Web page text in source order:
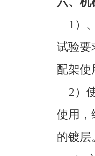
1 ）
试验要
配架使
2）
使用，
的镀层